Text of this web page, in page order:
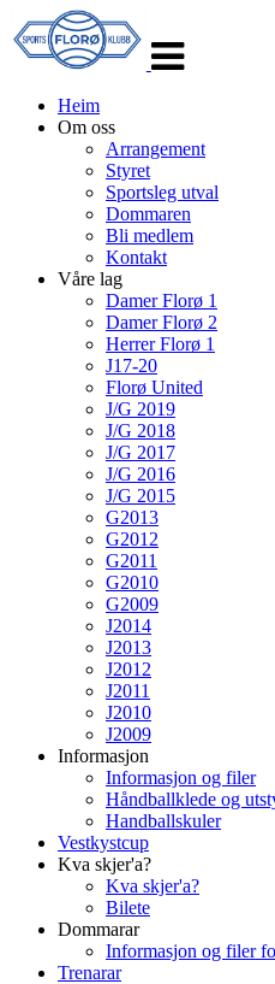
navigasjon
Heim
Om oss
Arrangement
Styret
Sportsleg utval
Dommaren
Bli medlem
Kontakt
Våre lag
Damer Florø 1
Damer Florø 2
Herrer Florø 1
J17-20
Florø United
J/G 2019
J/G 2018
J/G 2017
J/G 2016
J/G 2015
G2013
G2012
G2011
G2010
G2009
J2014
J2013
J2012
J2011
J2010
J2009
Informasjon
Informasjon og filer
Håndballklede og
Handballskuler
Vestkystcup
Kva skjer'a?
Kva skjer'a?
Bilete
Dommarar
Informasjon og filer
Trenarar